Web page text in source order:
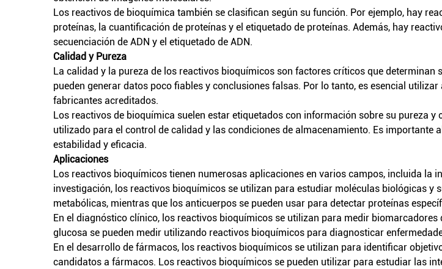
Los reactivos de bioquímica también se clasifican según su función. Por ejemplo, hay
proteínas, la cuantificación de proteínas y el etiquetado de proteínas. Además, hay
secuenciación de ADN y el etiquetado de ADN.
Calidad y Pureza
La calidad y la pureza de los reactivos bioquímicos son factores críticos que
pueden generar datos poco fiables y conclusiones falsas. Por lo tanto, es esencial utilizar
fabricantes acreditados.
Los reactivos de bioquímica suelen estar etiquetados con información sobre su pureza
utilizado para el control de calidad y las condiciones de almacenamiento. Es
estabilidad y eficacia.
Aplicaciones
Los reactivos bioquímicos tienen numerosas aplicaciones en varios campos, incluida la
investigación, los reactivos bioquímicos se utilizan para estudiar moléculas biológicas y
metabólicas, mientras que los anticuerpos se pueden usar para detectar proteínas
En el diagnóstico clínico, los reactivos bioquímicos se utilizan para medir
glucosa se pueden medir utilizando reactivos bioquímicos para diagnosticar
En el desarrollo de fármacos, los reactivos bioquímicos se utilizan para identificar
candidatos a fármacos. Los reactivos bioquímicos se pueden utilizar para estudiar las